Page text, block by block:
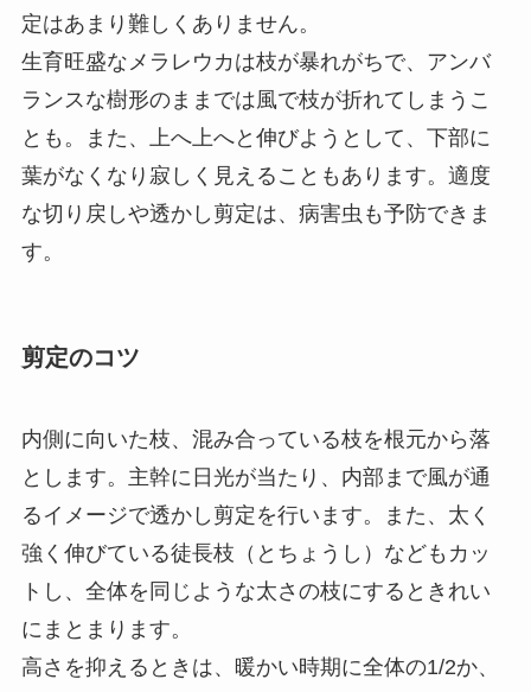
定はあまり難しくありません。
生育旺盛なメラレウカは枝が暴れがちで、アンバ
ランスな樹形のままでは風で枝が折れてしまうこ
とも。また、上へ上へと伸びようとして、下部に
葉がなくなり寂しく見えることもあります。適度
な切り戻しや透かし剪定は、病害虫も予防できま
す。
剪定のコツ
内側に向いた枝、混み合っている枝を根元から落
とします。主幹に日光が当たり、内部まで風が通
るイメージで透かし剪定を行います。また、太く
強く伸びている徒長枝（とちょうし）などもカッ
トし、全体を同じような太さの枝にするときれい
にまとまります。
高さを抑えるときは、暖かい時期に全体の1/2か、